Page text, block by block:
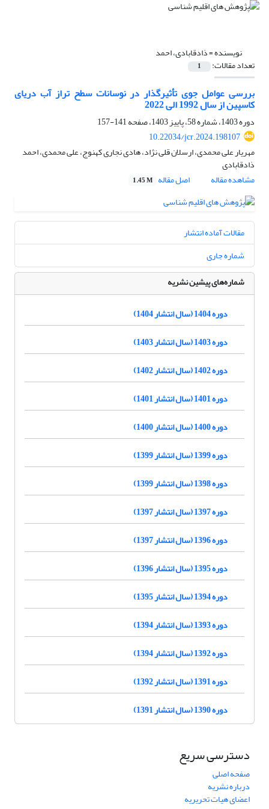
نویسنده =ذادقابادی، احمد
تعداد مقالات: 1
بررسی عوامل جوی تأثیرگذار در نوسانات سطح تراز آب دریای
کاسپین از سال 1992 الی 2022
دوره 1403، شماره 58، پاییز 1403، صفحه
141-157
10.22034/jcr.2024.198107
مهریار علی محمدی، ارسلان قلی نژاد، هادی نجاری کهنوج، علی محمدی، احمد
ذادقابادی
مشاهده مقاله
اصل مقاله 1.45 M
مقالات آماده انتشار
شماره جاری
شماره‌های پیشین نشریه
دوره 1404 (سال انتشار 1404)
دوره 1403 (سال انتشار 1403)
دوره 1402 (سال انتشار 1402)
دوره 1401 (سال انتشار 1401)
دوره 1400 (سال انتشار 1400)
دوره 1399 (سال انتشار 1399)
دوره 1398 (سال انتشار 1399)
دوره 1397 (سال انتشار 1397)
دوره 1396 (سال انتشار 1397)
دوره 1395 (سال انتشار 1396)
دوره 1394 (سال انتشار 1395)
دوره 1393 (سال انتشار 1394)
دوره 1392 (سال انتشار 1394)
دوره 1391 (سال انتشار 1392)
دوره 1390 (سال انتشار 1391)
دسترسی سریع
صفحه اصلی
درباره نشریه
اعضای هیات تحریریه